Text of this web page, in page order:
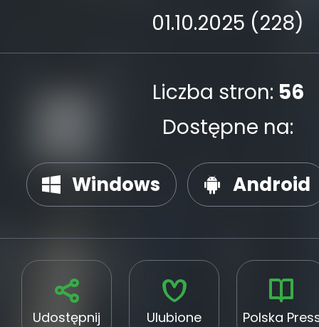
01.10.2025 (228)
Liczba stron: 56
Dostępne na:
Windows Android
Udostępnij Ulubione Polska